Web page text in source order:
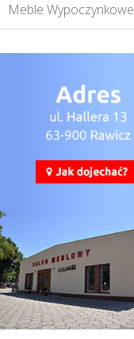
Meble Wypoczynkowe